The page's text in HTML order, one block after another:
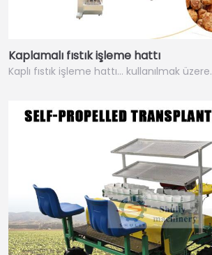
Kaplamalı fıstık işleme hattı
Kaplı fıstık işleme hattı… kullanılmak üzere.